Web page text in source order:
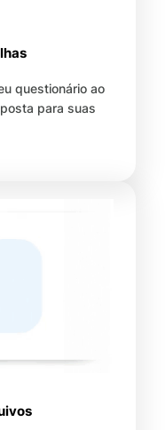
questionário ao
para suas